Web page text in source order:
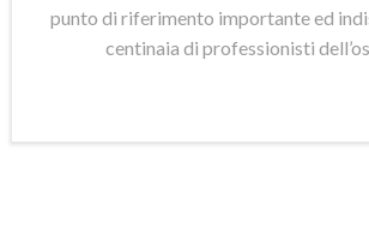
punto di riferimento importante ed
centinaia di professionisti